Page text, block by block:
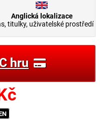
Anglická lokalizace
titulky, uživatelské prostředí
hru